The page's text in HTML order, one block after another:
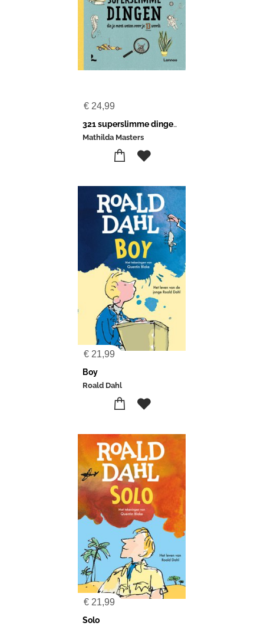
€ 24,99
321 superslimme dingen die je moet weten voor je 13 wordt
Mathilda Masters
€ 21,99
Boy
Roald Dahl
€ 21,99
Solo